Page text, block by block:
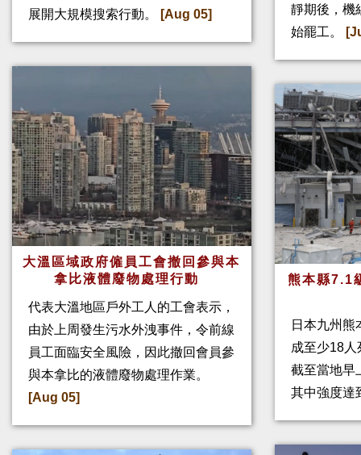
展開大規模搜索行動。
[Aug 05]
大溫區域政府僱員工會撤回參與本
拿比液體廢物處理行動
代表大溫地區戶外工人的工會表示，
由於上周發生污水外洩事件，令前線
員工面臨安全風險，因此撤回會員參
與本拿比的液體廢物處理作業。
[Aug 05]
靜期後，機
始罷工。
熊本縣7.1
日本九州熊
成至少18
截至當地早
其中強度達